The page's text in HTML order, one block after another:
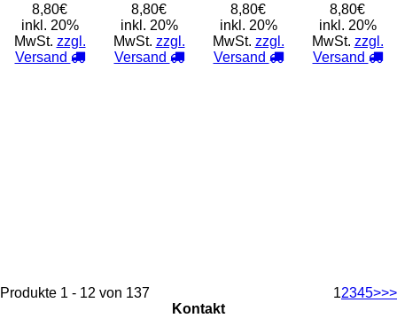
8,80€
inkl. 20%
MwSt. zzgl.
Versand
8,80€
inkl. 20%
MwSt. zzgl.
Versand
8,80€
inkl. 20%
MwSt. zzgl.
Versand
8,80€
inkl. 20%
MwSt. zzgl.
Versand
12345>>>
Produkte 1 - 12 von 137
Kontakt